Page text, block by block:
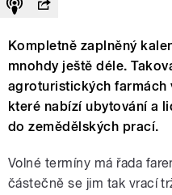
Kompletně zaplněný
mnohdy ještě déle.
agroturistických farmách
které nabízí ubytování a
do zemědělských prací.
Volné termíny má řada
částečně se jim tak vrací